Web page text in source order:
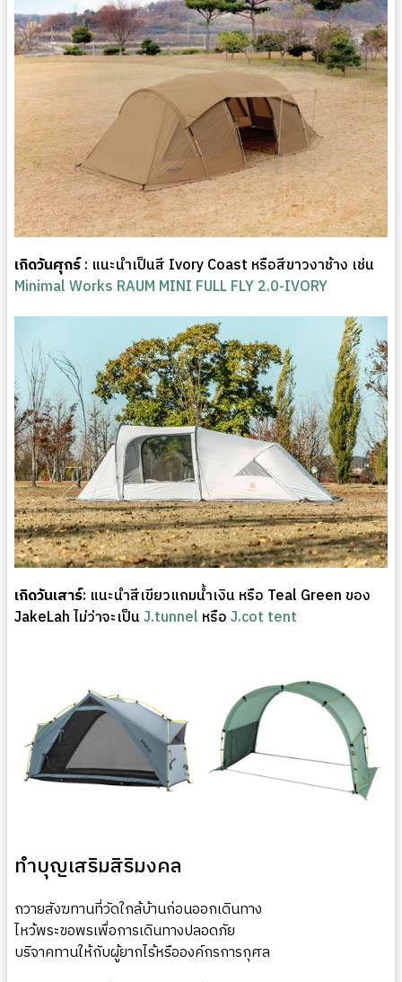
เกิดวันศุกร์: แนะนำเป็นสี Ivory Coast หรือสีขาวงาช้าง เช่น
Minimal Works RAUM MINI FULL FLY 2.0-IVORY
เกิดวันเสาร์: แนะนำสีเขียวแกมน้ำเงิน หรือ Teal Green ของ
JakeLah ไม่ว่าจะเป็นJ.tunnel หรือJ.cot tent
ทำบุญเสริมสิริมงคล
ถวายสังฆทานที่วัดใกล้บ้านก่อนออกเดินทาง
ไหว้พระขอพรเพื่อการเดินทางปลอดภัย
บริจาคทานให้กับผู้ยากไร้หรือองค์กรการกุศล